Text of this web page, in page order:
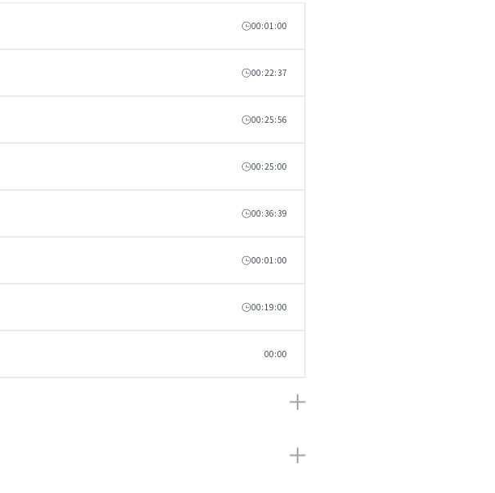
00:01:00
00:22:37
00:25:56
00:25:00
00:36:39
00:01:00
00:19:00
00:00